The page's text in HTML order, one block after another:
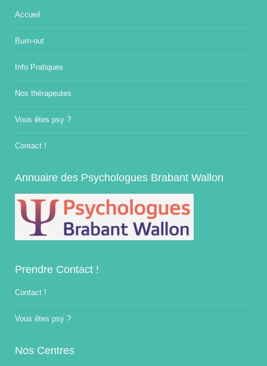
Accueil
Burn-out
Info Pratiques
Nos thérapeutes
Vous êtes psy ?
Contact !
Annuaire des Psychologues Brabant Wallon
Prendre Contact !
Contact !
Vous êtes psy ?
Nos Centres